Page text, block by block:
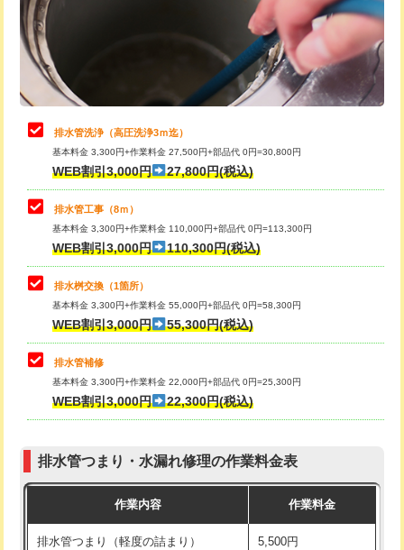
排水管工事（土の掘削・埋め戻し作
業）
11,000円~
排水管工事（排水管工事/3ｍまで） 55,000円
排水管工事（追加 排水管工事/3ｍ超
え）
マス交換（土の掘削・埋め戻し作業）
マス交換（深さ50㎝未満）
マス交換（深さ50㎝以上） 66,000円
コンクリート斫り（厚さ10㎝まで）
コンクリート斫り（厚さ10㎝超え）
モルタル補修（厚さ10㎝まで）
モルタル補修（厚さ10㎝超え）
追加人工 16,500円
現場見積
桝清掃 8,800円
止水・漏水調査・防水処理・清掃・修
理・調整・分解・加工など（軽作業）
11,000円
止水・漏水調査・防水処理・清掃・修
理・調整・分解・加工など（中作業）
22,000円
止水・漏水調査・防水処理・清掃・修
理・調整・分解・加工など（重作業）
33,000円
その他部品の脱着
交換・取付（タンク） 22,000円+材料費
交換・取付(単水栓（壁付・デッキ
式）)
交換・取付(混合水栓（壁付・デッキ
式・ワンホール）)
16,500円+材料費
交換・取付(排水栓・排水トラップ
交換・取付（その他部品） 11,000円+材料費
持込商品取付（単水栓） 13,200円
持込商品取付（混合水栓） 16,500円
排水管洗浄（高圧洗浄3ｍ迄）
基本料金 3,300円+作業料金 27,500円+部品代 0円=30,800円
WEB割引3,000円 27,800円(税込)
排水管工事（8ｍ）
基本料金 3,300円+作業料金 110,000円+部品代 0円=113,300円
WEB割引3,000円 110,300円(税込)
排水桝交換（1箇所）
基本料金 3,300円+作業料金 55,000円+部品代 0円=58,300円
WEB割引3,000円 55,300円(税込)
排水管補修
基本料金 3,300円+作業料金 22,000円+部品代 0円=25,300円
WEB割引3,000円 22,300円(税込)
排水管つまり・水漏れ修理の作業料金表
作業内容 作業料金
排水管つまり（軽度の詰まり） 5,500円